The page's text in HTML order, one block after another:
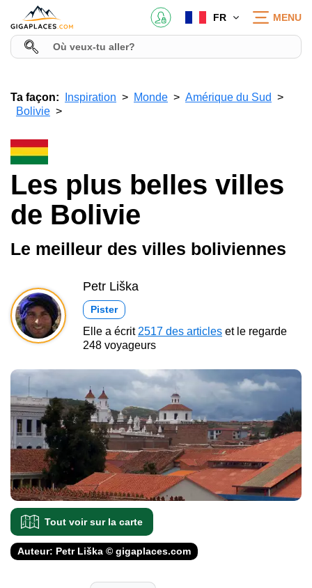
FR MENU
Ta façon: Inspiration Monde
Amérique du Sud
Bolivie
Les plus belles villes
de Bolivie
Le meilleur des villes boliviennes
Petr Liška
Pister
Elle a écrit 2517 des articles et le regarde
248 voyageurs
Tout voir sur la carte
Auteur: Petr Liška © gigaplaces.com